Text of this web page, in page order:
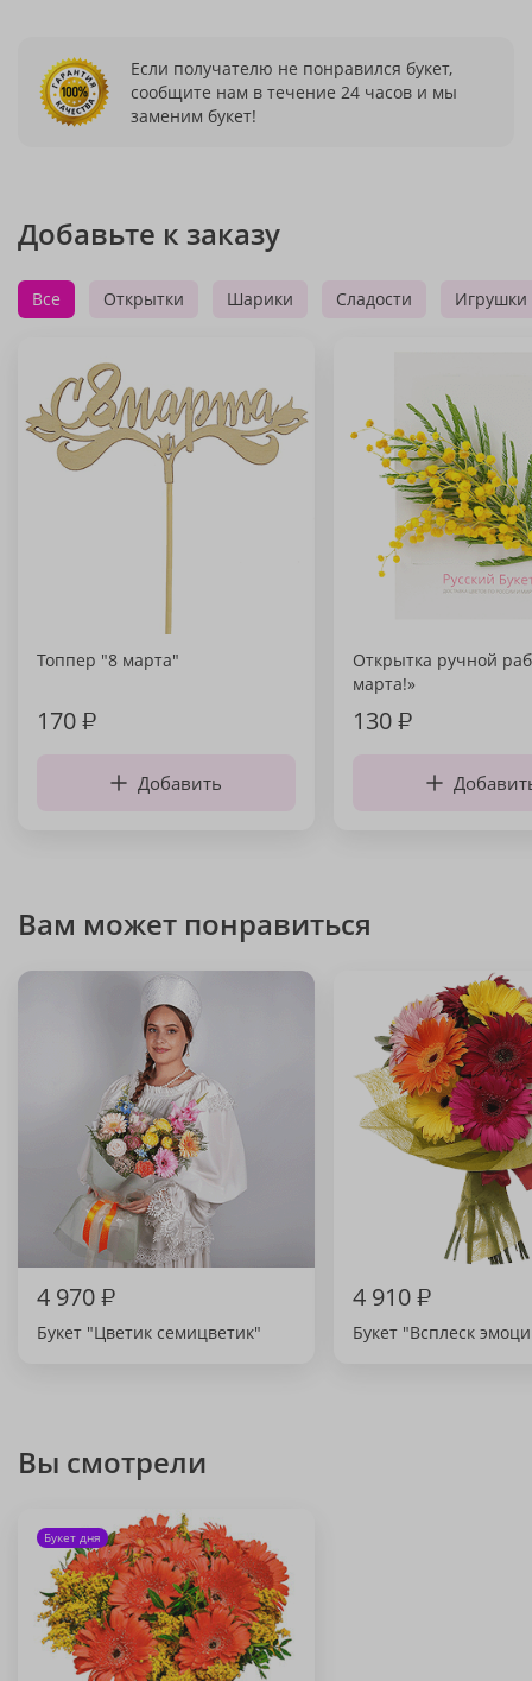
Если получателю не понравился букет,
сообщите нам в течение 24 часов и мы
заменим букет!
Добавьте к заказу
Все Открытки Шарики Сладости Игрушки
Топпер "8 марта"
170₽
Добавить
Открытка ручной
марта!»
130₽
Вам может понравиться
4 970₽
Букет "Цветик семицветик"
4 910₽
Букет "Всплеск
Вы смотрели
Букет дня